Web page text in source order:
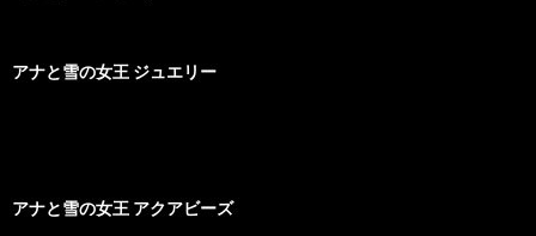
アナと雪の女王 ジュエリー
アナと雪の女王 アクアビーズ